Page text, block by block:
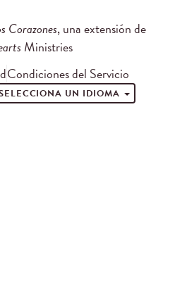
Corazones, una extensión de
Ministries
Condiciones del Servicio
UN IDIOMA